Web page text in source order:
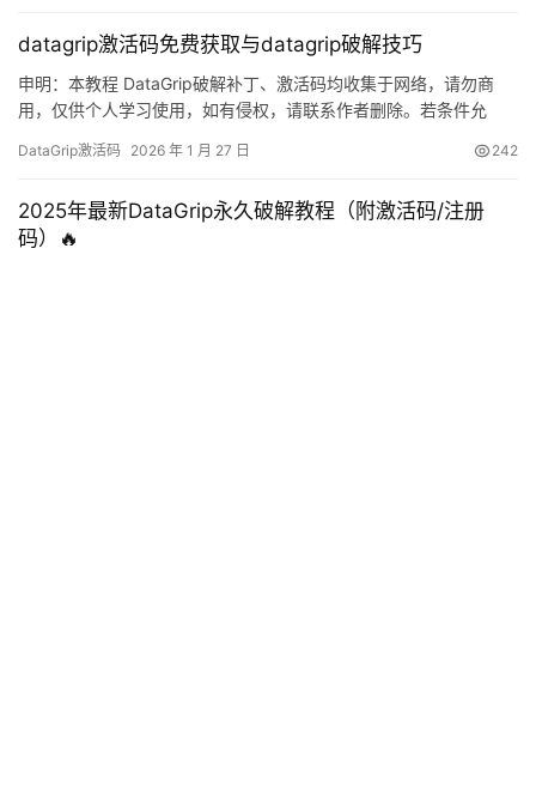
datagrip激活码免费获取与datagrip破解技巧
申明：本教程 DataGrip破解补丁、激活码均收集于网络，请勿商
用，仅供个人学习使用，如有侵权，请联系作者删除。若条件允
器，功能强大，适用于 Windows、Mac 和 Linux 系统。本文将详细
得破解麻烦，可以购买…
DataGrip激活码 2026 年 1 月 27 日 242
2025年最新DataGrip永久破解教程（附激活码/注册
码）🔥